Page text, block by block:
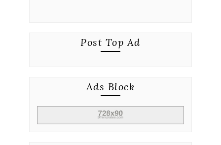
Post Top Ad
Ads Block